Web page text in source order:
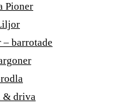
Pioner
– barrotade
& driva